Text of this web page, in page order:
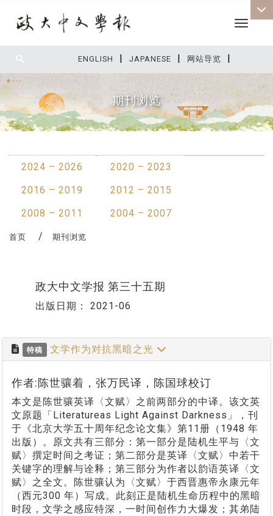
ENGLISH | JAPANESE | 网站导览 |
Toggle
期刊浏览
2024 – 2026
2020 – 2023
2016 – 2019
2012 – 2015
2008 – 2011
2004 – 2007
首页 期刊浏览
政大中文学报 第三十五期
出版日期： 2021-06
特稿 文学作为对抗黑暗之光
作者:陈世骧着，张万民译，陈国球校订
本文是陈世骧英译〈文赋〉之前两部分的中译。该文英
文原题「Literatureas Light Against Darkness」，刊
于《北京大学五十周年纪念论文集》第11册（1948 年
出版）。原文共有三部分：第一部分是陆机生平与〈文
赋〉撰定时间之考证；第二部分是英译〈文赋〉中若干
关键字的理解与诠释；第三部分为作者以韵语英译〈文
赋〉之全文。陈世骧认为〈文赋〉于西晋惠帝永康元年
（西元300 年）写成。此刻正是陆机生命历程中的黑暗
时段，文学之感应特深，一时间创作力大爆发；其弟陆